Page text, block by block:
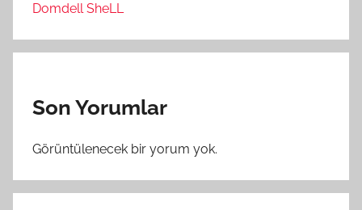
Domdell SheLL
Son Yorumlar
Görüntülenecek bir yorum yok.